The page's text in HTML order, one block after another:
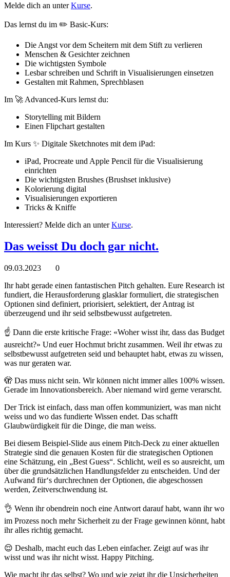
Melde dich an unterKurse.
Das lernst du im ✏️ Basic-Kurs:
Die Angst vor dem Scheitern mit dem Stift zu verlieren
Menschen & Gesichter zeichnen
Die wichtigsten Symbole
Lesbar schreiben und Schrift in Visualisierungen einsetzen
Gestalten mit Rahmen, Sprechblasen
Im 🚀 Advanced-Kurs lernst du:
Storytelling mit Bildern
Einen Flipchart gestalten
Im Kurs ✨ Digitale Sketchnotes mit dem iPad:
iPad, Procreate und Apple Pencil für die Visualisierung
einrichten
Die wichtigsten Brushes (Brushset inklusive)
Kolorierung digital
Visualisierungen exportieren
Tricks & Kniffe
Interessiert? Melde dich an unterKurse.
Das weisst Du doch gar nicht.
09.03.2023
0
Ihr habt gerade einen fantastischen Pitch gehalten. Eure Research ist
fundiert, die Herausforderung glasklar formuliert, die strategischen
Optionen sind definiert, priorisiert, selektiert, der Antrag ist
überzeugend und ihr seid selbstbewusst aufgetreten.
☝️ Dann die erste kritische Frage: «Woher wisst ihr, dass das Budget
ausreicht?» Und euer Hochmut bricht zusammen. Weil ihr etwas zu
selbstbewusst aufgetreten seid und behauptet habt, etwas zu wissen,
was nur geraten war.
🫣 Das muss nicht sein. Wir können nicht immer alles 100% wissen.
Gerade im Innovationsbereich. Aber niemand wird gerne verarscht.
Der Trick ist einfach, dass man offen kommuniziert, was man nicht
weiss und wo das fundierte Wissen endet. Das schafft
Glaubwürdigkeit für die Dinge, die man weiss.
Bei diesem Beispiel-Slide aus einem Pitch-Deck zu einer aktuellen
Strategie sind die genauen Kosten für die strategischen Optionen
eine Schätzung, ein „Best Guess“. Schlicht, weil es so ausreicht, um
über die grundsätzlichen Handlungsfelder zu entscheiden. Und der
Aufwand für‘s durchrechnen der Optionen, die abgeschossen
werden, Zeitverschwendung ist.
👌 Wenn ihr obendrein noch eine Antwort darauf habt, wann ihr wo
im Prozess noch mehr Sicherheit zu der Frage gewinnen könnt, habt
ihr alles richtig gemacht.
😌 Deshalb, macht euch das Leben einfacher. Zeigt auf was ihr
wisst und was ihr nicht wisst. Happy Pitching.
Wie macht ihr das selbst? Wo und wie zeigt ihr die Unsicherheiten